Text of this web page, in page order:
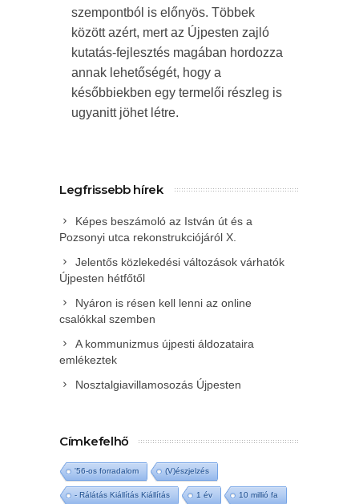
szempontból is előnyös. Többek
között azért, mert az Újpesten zajló
kutatás-fejlesztés magában hordozza
annak lehetőségét, hogy a
későbbiekben egy termelői részleg is
ugyanitt jöhet létre.
Legfrissebb hírek
Képes beszámoló az István út és a
Pozsonyi utca rekonstrukciójáról X.
Jelentős közlekedési változások várhatók
Újpesten hétfőtől
Nyáron is résen kell lenni az online
csalókkal szemben
A kommunizmus újpesti áldozataira
emlékeztek
Nosztalgiavillamosozás Újpesten
Címkefelhő
'56-os forradalom (V)észjelzés
- Rálátás Kiállítás Kiállítás 1 év 10 millió fa